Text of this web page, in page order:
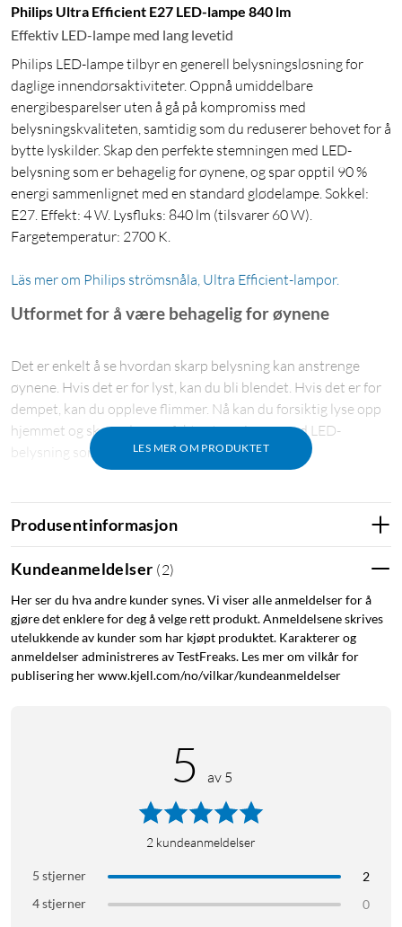
Philips Ultra Efficient E27 LED-lampe 840 lm
Effektiv LED-lampe med lang levetid
Philips LED-lampe tilbyr en generell belysningsløsning for
daglige innendørsaktiviteter. Oppnå umiddelbare
energibesparelser uten å gå på kompromiss med
belysningskvaliteten, samtidig som du reduserer behovet for å
bytte lyskilder. Skap den perfekte stemningen med LED-
belysning som er behagelig for øynene, og spar opptil 90 %
energi sammenlignet med en standard glødelampe. Sokkel:
E27. Effekt: 4 W. Lysfluks: 840 lm (tilsvarer 60 W).
Fargetemperatur: 2700 K.
Läs mer om Philips strömsnåla, Ultra Efficient-lampor.
LES MER OM PRODUKTET
Utformet for å være behagelig for øynene
Det er enkelt å se hvordan skarp belysning kan anstrenge
øynene. Hvis det er for lyst, kan du bli blendet. Hvis det er for
dempet, kan du oppleve flimmer. Nå kan du forsiktig lyse opp
hjemmet og skape den perfekte stemningen med LED-
belysning som er behagelig for øynene.
Bedre for både lommeboken og planeten
Med LED-teknologi sparer du opptil 90 % energi
sammenlignet med en standard glødelampe. Slik betaler
lampen seg selv og sparer penger for deg år etter år. Den
bidrar også til å beskytte miljøet.
Lyskilde med lang levetid – varer opptil 50 år
- Dimbar: Kun med spesielle dimmere
- Beregnet bruk: Innendørs
- Lampens form: Ikke-rettet lyskilde
- Lyskildens overflate: Klar
Produsentinformasjon
Kundeanmeldelser (2)
Her ser du hva andre kunder synes. Vi viser alle anmeldelser for å
gjøre det enklere for deg å velge rett produkt. Anmeldelsene skrives
utelukkende av kunder som har kjøpt produktet. Karakterer og
anmeldelser administreres av TestFreaks. Les mer om vilkår for
publisering her www.kjell.com/no/vilkar/kundeanmeldelser
5 av 5
2 kundeanmeldelser
5 stjerner
2
4 stjerner
0